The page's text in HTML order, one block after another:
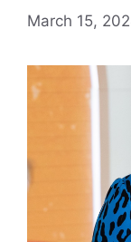
March 15,